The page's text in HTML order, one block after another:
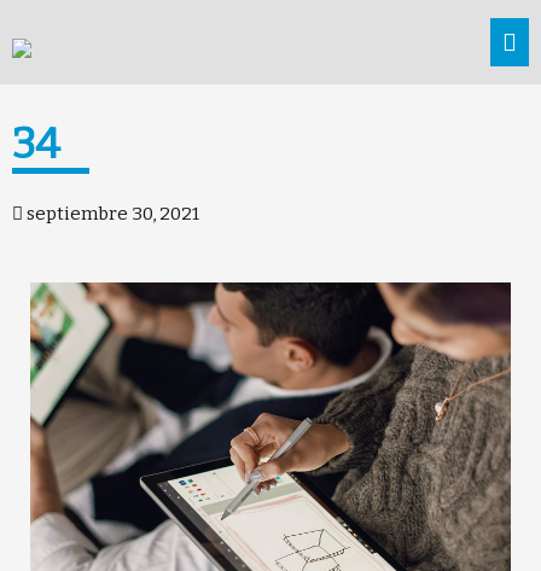
34
septiembre 30, 2021